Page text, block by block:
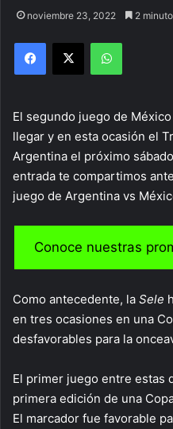
noviembre 23, 2022 2
Facebook
X WhatsApp
El segundo juego de
llegar y en esta ocasión el
Argentina el próximo
entrada te compartimos
juego de Argentina vs
Conoce nuestras
Como antecedente, la Sele
en tres ocasiones en una
desfavorables para la
El primer juego entre estas
primera edición de una
El marcador fue favorable